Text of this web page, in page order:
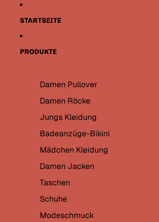
STARTSEITE
PRODUKTE
Damen Pullover
Damen Röcke
Jungs Kleidung
Badeanzüge-Bikini
Mädchen Kleidung
Damen Jacken
Taschen
Schuhe
Modeschmuck